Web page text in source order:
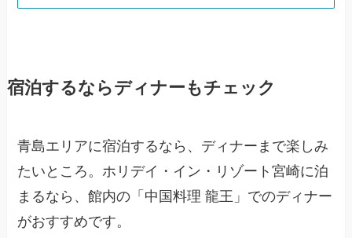
宿泊するならディナーもチェック
青島エリアに宿泊するなら、ディナーまで楽しみ
たいところ。ホリデイ・イン・リゾート宮崎に泊
まるなら、館内の「中国料理 龍王」でのディナー
がおすすめです。